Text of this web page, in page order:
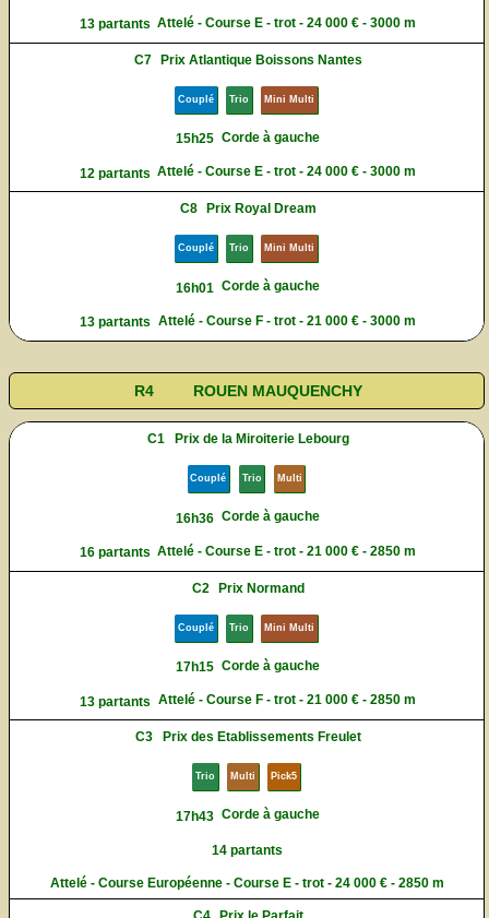
13 partants Attelé - Course E - trot - 24 000 € - 3000 m
C7 Prix Atlantique Boissons Nantes
Couplé Trio Mini Multi
15h25 Corde à gauche
12 partants Attelé - Course E - trot - 24 000 € - 3000 m
C8 Prix Royal Dream
Couplé Trio Mini Multi
16h01 Corde à gauche
13 partants Attelé - Course F - trot - 21 000 € - 3000 m
R4 ROUEN MAUQUENCHY
C1 Prix de la Miroiterie Lebourg
Couplé Trio Multi
16h36 Corde à gauche
16 partants Attelé - Course E - trot - 21 000 € - 2850 m
C2 Prix Normand
Couplé Trio Mini Multi
17h15 Corde à gauche
13 partants Attelé - Course F - trot - 21 000 € - 2850 m
C3 Prix des Etablissements Freulet
Trio Multi Pick5
17h43 Corde à gauche
14 partants
Attelé - Course Européenne - Course E - trot - 24 000 € - 2850 m